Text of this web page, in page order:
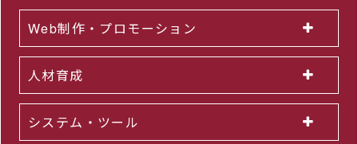
Web制作・プロモーション
人材育成
システム・ツール